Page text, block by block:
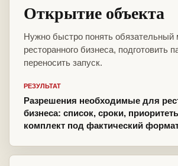
Открытие объекта
Нужно быстро понять
ресторанного бизнеса, подготовить
переносить запуск.
РЕЗУЛЬТАТ
Разрешения необходимые для
бизнеса: список, сроки,
комплект под фактический